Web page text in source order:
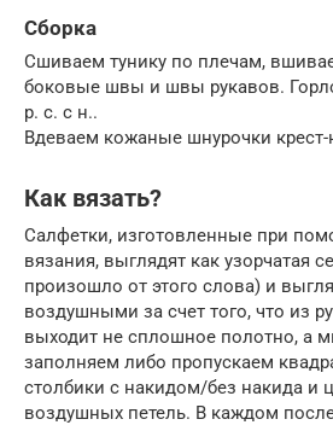
Сборка
Сшиваем тунику по плечам,
боковые швы и швы рукавов.
р. с. с н..
Вдеваем кожаные шнурочки крест-
Как вязать?
Салфетки, изготовленные при
вязания, выглядят как узорчатая
произошло от этого слова) и
воздушными за счет того, что из
выходит не сплошное полотно, а
заполняем либо пропускаем
столбики с накидом/без накида и
воздушных петель. В каждом